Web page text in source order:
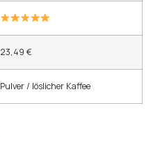
23,49 €
Pulver / löslicher Kaffee